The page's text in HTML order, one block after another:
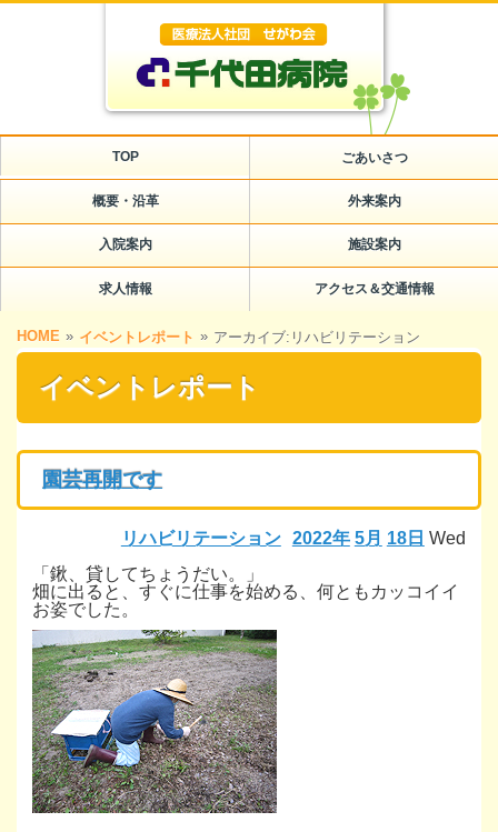
TOP ごあいさつ
概要・沿革 外来案内
入院案内 施設案内
求人情報 アクセス＆交通情報
HOME » イベントレポート » アーカイブ:リハビリテーション
イベントレポート
園芸再開です
2022年 5月 18日 Wed
リハビリテーション
「鍬、貸してちょうだい。」
畑に出ると、すぐに仕事を始める、何ともカッコイイ
お姿でした。